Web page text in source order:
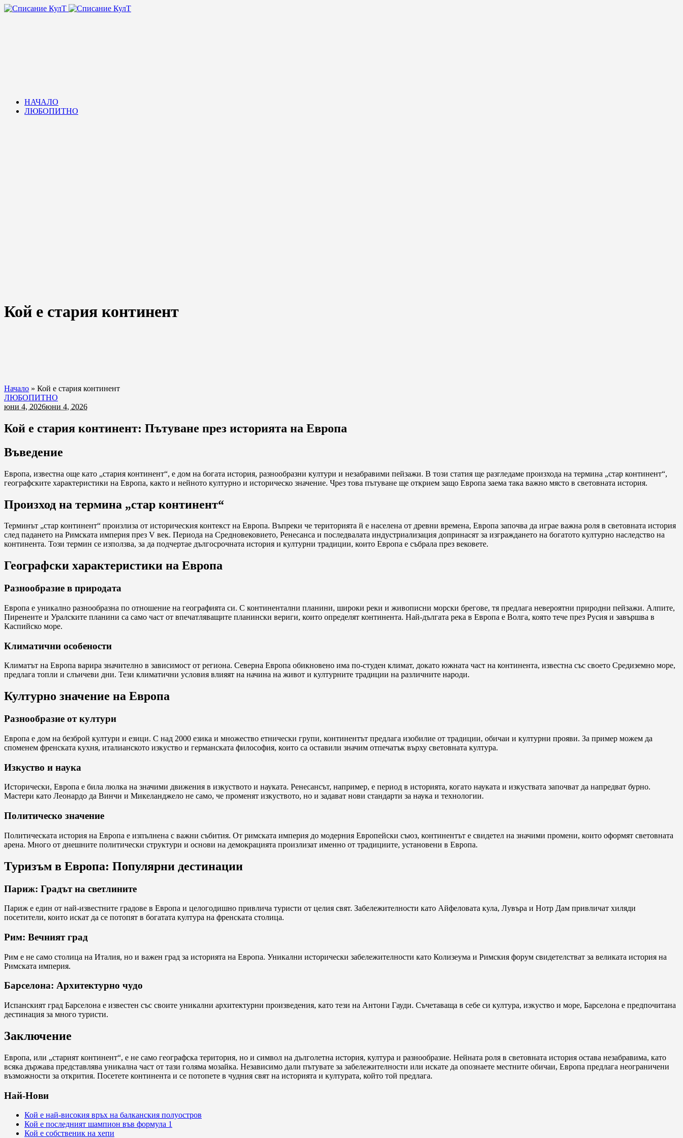
НАЧАЛО
ЛЮБОПИТНО
Кой е стария континент
Начало » Кой е стария континент
ЛЮБОПИТНО
юни 4, 2026юни 4, 2026
Кой е стария континент: Пътуване през историята на Европа
Въведение
Европа, известна още като „стария континент“, е дом на богата история, разнообразни култури и незабравими пейзажи. В този статия ще разгледаме произхода на термина „стар континент“,
географските характеристики на Европа, както и нейното културно и историческо значение. Чрез това пътуване ще открием защо Европа заема така важно място в световната история.
Произход на термина „стар континент“
Терминът „стар континент“ произлиза от историческия контекст на Европа. Въпреки че територията й е населена от древни времена, Европа започва да играе важна роля в световната история
след падането на Римската империя през V век. Периода на Средновековието, Ренесанса и последвалата индустриализация допринасят за изграждането на богатото културно наследство на
континента. Този термин се използва, за да подчертае дългосрочната история и културни традиции, които Европа е събрала през вековете.
Географски характеристики на Европа
Разнообразие в природата
Европа е уникално разнообразна по отношение на географията си. С континентални планини, широки реки и живописни морски брегове, тя предлага невероятни природни пейзажи. Алпите,
Пиренеите и Уралските планини са само част от впечатляващите планински вериги, които определят континента. Най-дългата река в Европа е Волга, която тече през Русия и завършва в
Каспийско море.
Климатични особености
Климатът на Европа варира значително в зависимост от региона. Северна Европа обикновено има по-студен климат, докато южната част на континента, известна със своето Средиземно море,
предлага топли и слънчеви дни. Тези климатични условия влияят на начина на живот и културните традиции на различните народи.
Културно значение на Европа
Разнообразие от култури
Европа е дом на безброй култури и езици. С над 2000 езика и множество етнически групи, континентът предлага изобилие от традиции, обичаи и културни прояви. За пример можем да
споменем френската кухня, италианското изкуство и германската философия, които са оставили значим отпечатък върху световната култура.
Изкуство и наука
Исторически, Европа е била люлка на значими движения в изкуството и науката. Ренесансът, например, е период в историята, когато науката и изкуствата започват да напредват бурно.
Мастери като Леонардо да Винчи и Микеланджело не само, че променят изкуството, но и задават нови стандарти за наука и технологии.
Политическо значение
Политическата история на Европа е изпълнена с важни събития. От римската империя до модерния Европейски съюз, континентът е свидетел на значими промени, които оформят световната
арена. Много от днешните политически структури и основи на демокрацията произлизат именно от традициите, установени в Европа.
Туризъм в Европа: Популярни дестинации
Париж: Градът на светлините
Париж е един от най-известните градове в Европа и целогодишно привлича туристи от целия свят. Забележителности като Айфеловата кула, Лувъра и Нотр Дам привличат хиляди
посетители, които искат да се потопят в богатата култура на френската столица.
Рим: Вечният град
Рим е не само столица на Италия, но и важен град за историята на Европа. Уникални исторически забележителности като Колизеума и Римския форум свидетелстват за великата история на
Римската империя.
Барселона: Архитектурно чудо
Испанският град Барселона е известен със своите уникални архитектурни произведения, като тези на Антони Гауди. Съчетаваща в себе си култура, изкуство и море, Барселона е предпочитана
дестинация за много туристи.
Заключение
Европа, или „старият континент“, е не само географска територия, но и символ на дълголетна история, култура и разнообразие. Нейната роля в световната история остава незабравима, като
всяка държава представлява уникална част от тази голяма мозайка. Независимо дали пътувате за забележителности или искате да опознаете местните обичаи, Европа предлага неограничени
възможности за открития. Посетете континента и се потопете в чудния свят на историята и културата, който той предлага.
Най-Нови
Кой е най-високия връх на балканския полуостров
Кой е последният шампион във формула 1
Кой е собственик на хепи